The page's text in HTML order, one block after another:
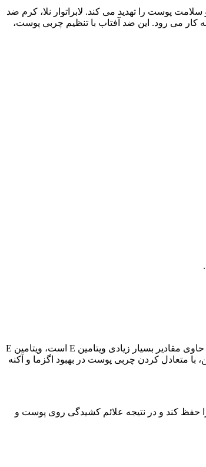
پوست را تهدید می کند. لابراتوار نلا، کرم ضد
کار می رود. این ضد آفتاب با تنظیم چربی پوست،
این روغن با داشتن خاصیت درمانی برای تحریکات پوستی فوق العاده است. اسیدهای چرب موجود می توانند به بهبودی و کاهش زخم کمک کنند. روغن انگور حاوی مقادیر بسیار زیادی ویتامین E است، ویتامین E
با متعادل کردن چربی پوست در بهبود اگزما و آکنه
حفظ کند و در نتیجه علائم کشیدگی روی پوست و